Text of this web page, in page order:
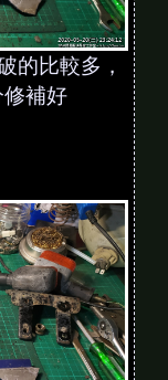
的比較多，
補好